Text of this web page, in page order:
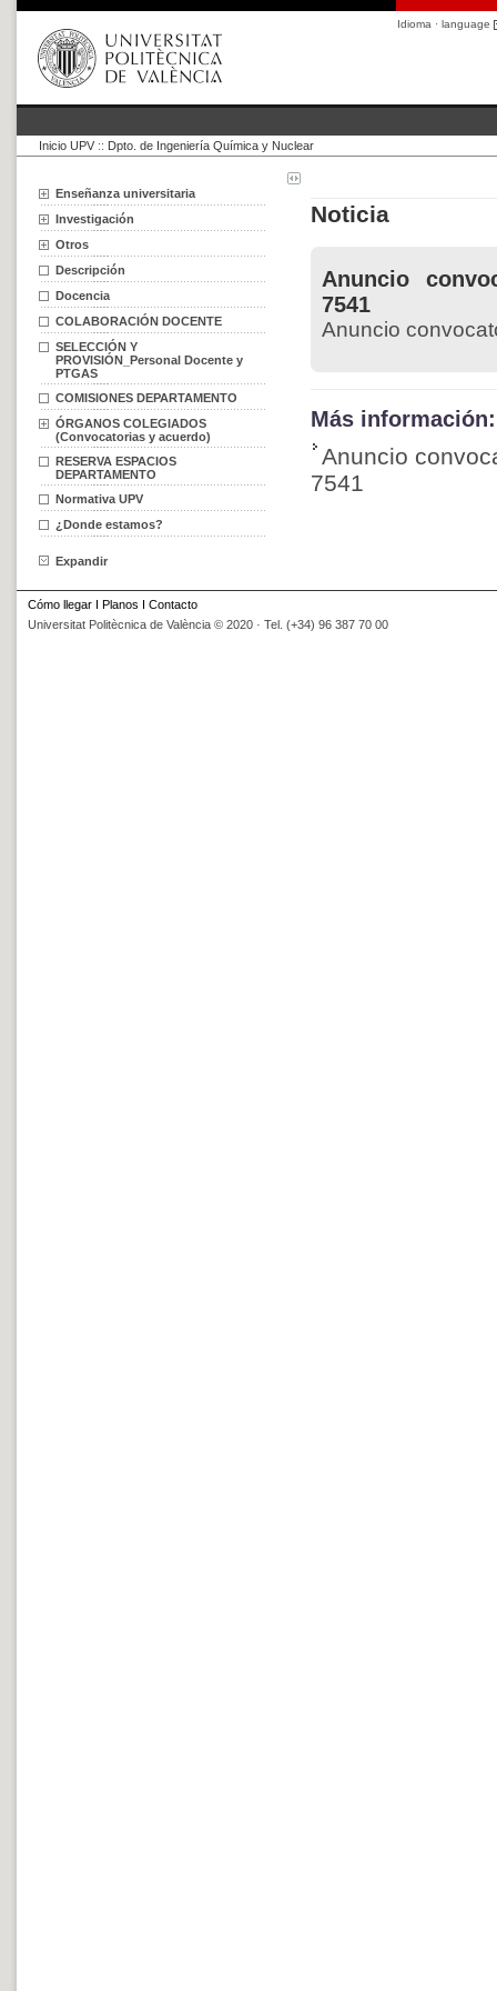
Idioma · language
Inicio UPV :: Dpto. de Ingeniería Química y Nuclear
Enseñanza universitaria
Investigación
Otros
Descripción
Docencia
COLABORACIÓN DOCENTE
SELECCIÓN Y
PROVISIÓN_Personal Docente y
PTGAS
COMISIONES DEPARTAMENTO
ÓRGANOS COLEGIADOS
(Convocatorias y acuerdo)
RESERVA ESPACIOS
DEPARTAMENTO
Normativa UPV
¿Donde estamos?
Expandir
Noticia
Anuncio
7541
Anuncio
Más información:
Anuncio
7541
Cómo llegar I Planos I Contacto
Universitat Politècnica de València © 2020 · Tel. (+34) 96 387 70 00